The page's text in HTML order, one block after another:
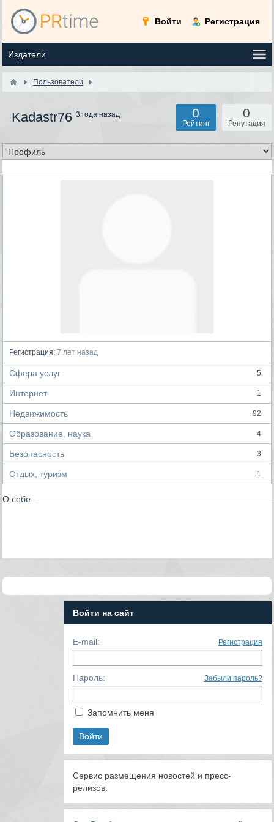
Войти Регистрация
Пользователи
Kadastr763 года назад 0
Репутация
0
Рейтинг
Регистрация: 7 лет назад
Сфера услуг 5
Интернет 1
Недвижимость 92
Образование, наука 4
Безопасность 3
Отдых, туризм 1
О себе
Войти на сайт
E-mail: Регистрация
Пароль: Забыли пароль?
Запомнить меня
Сервис размещения новостей и пресс-
релизов.